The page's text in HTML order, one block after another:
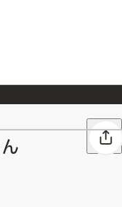
』発売延期のご案内